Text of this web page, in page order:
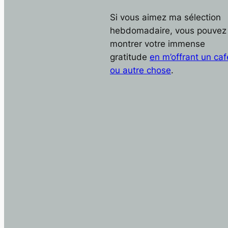
Si vous aimez ma sélection
hebdomadaire, vous pouvez
montrer votre immense
gratitude en m’offrant un
ou autre chose.